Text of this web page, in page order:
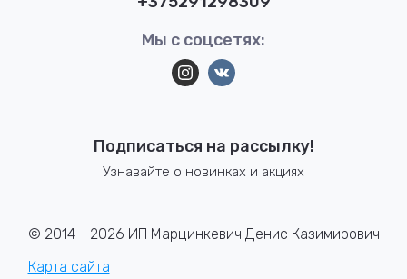
© 2014 - 2026 ИП Марцинкевич Денис Казимирович
Карта сайта
Мы с соцсетях:
Подписаться на рассылку!
Узнавайте о новинках и акциях